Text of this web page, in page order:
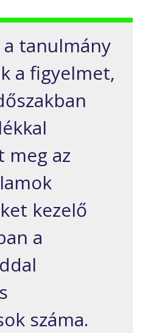
tanulmány
a figyelmet,
meg az
kezelő
a
száma.